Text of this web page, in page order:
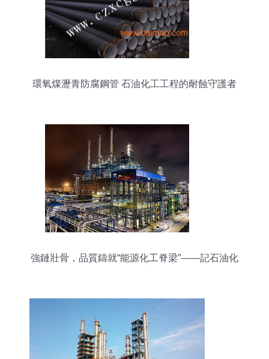
環氧煤瀝青防腐鋼管 石油化工工程的耐蝕守護者
強鏈壯骨，品質鑄就“能源化工脊梁”——記石油化